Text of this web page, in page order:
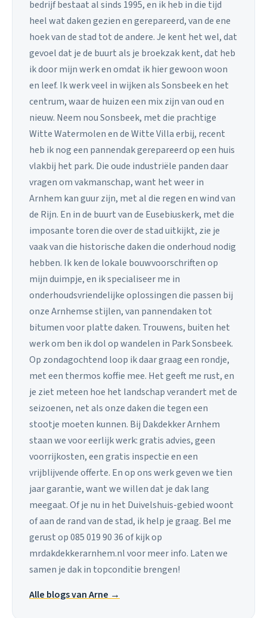
bedrijf bestaat al sinds 1995, en ik heb in die tijd
heel wat daken gezien en gerepareerd, van de ene
hoek van de stad tot de andere. Je kent het wel, dat
gevoel dat je de buurt als je broekzak kent, dat heb
ik door mijn werk en omdat ik hier gewoon woon
en leef. Ik werk veel in wijken als Sonsbeek en het
centrum, waar de huizen een mix zijn van oud en
nieuw. Neem nou Sonsbeek, met die prachtige
Witte Watermolen en de Witte Villa erbij, recent
heb ik nog een pannendak gerepareerd op een huis
vlakbij het park. Die oude industriële panden daar
vragen om vakmanschap, want het weer in
Arnhem kan guur zijn, met al die regen en wind van
de Rijn. En in de buurt van de Eusebiuskerk, met die
imposante toren die over de stad uitkijkt, zie je
vaak van die historische daken die onderhoud nodig
hebben. Ik ken de lokale bouwvoorschriften op
mijn duimpje, en ik specialiseer me in
onderhoudsvriendelijke oplossingen die passen bij
onze Arnhemse stijlen, van pannendaken tot
bitumen voor platte daken. Trouwens, buiten het
werk om ben ik dol op wandelen in Park Sonsbeek.
Op zondagochtend loop ik daar graag een rondje,
met een thermos koffie mee. Het geeft me rust, en
je ziet meteen hoe het landschap verandert met de
seizoenen, net als onze daken die tegen een
stootje moeten kunnen. Bij Dakdekker Arnhem
staan we voor eerlijk werk: gratis advies, geen
voorrijkosten, een gratis inspectie en een
vrijblijvende offerte. En op ons werk geven we tien
jaar garantie, want we willen dat je dak lang
meegaat. Of je nu in het Duivelshuis-gebied woont
of aan de rand van de stad, ik help je graag. Bel me
gerust op 085 019 90 36 of kijk op
mrdakdekkerarnhem.nl voor meer info. Laten we
samen je dak in topconditie brengen!
Alle blogs van Arne →